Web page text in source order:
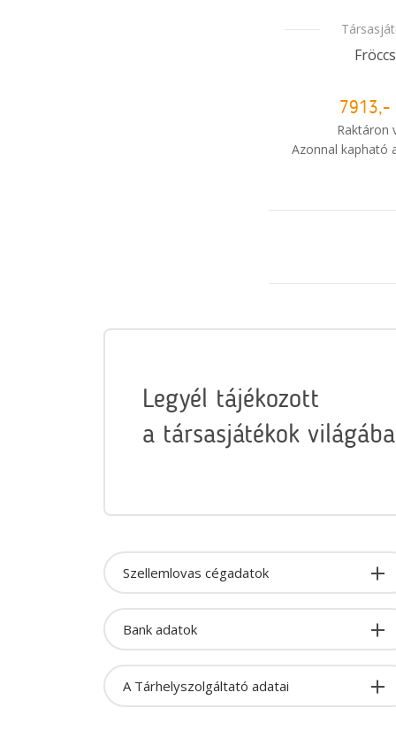
Fröccs
7913,-
Raktáron
Azonnal kapható
Legyél tájékozott
a társasjátékok
Szellemlovas cégadatok
Bank adatok
A Tárhelyszolgáltató adatai